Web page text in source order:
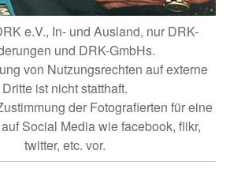
e.V., In- und Ausland, nur DRK-
und DRK-GmbHs.
von Nutzungsrechten auf externe
Dritte ist nicht statthaft.
der Fotografierten für eine
Social Media wie facebook, flikr,
twitter, etc. vor.